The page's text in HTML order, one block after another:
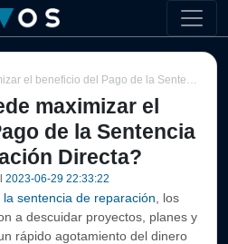
del Pago de la Sentencia de Reparación Directa?
maximizar el
de la Sentencia
Directa?
2023-06-29 22:33:22
la sentencia de reparación , los
a descuidar proyectos, planes y
rápido agotamiento del dinero